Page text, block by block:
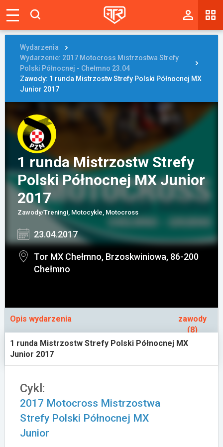
Tablica
Wyniki
Blogi
Galerie
Wydarzenia
Giełda
Ranking
Zaloguj się
Załóż konto
Wydarzenia
Wydarzenie: 2017 Motocross Mistrzostwa Strefy
Polski Północnej - Chełmno 23.04
Zawody: 1 runda Mistrzostw Strefy Polski Północnej MX
Junior 2017
1 runda Mistrzostw Strefy
Polski Północnej MX Junior
2017
Zawody/Treningi, Motocykle, Motocross
23.04.2017
Tor MX Chełmno, Brzoskwiniowa, 86-200
Chełmno
Opis wydarzenia
zawody
(8)
1 runda Mistrzostw Strefy Polski Północnej MX
Junior 2017
Cykl:
2017 Motocross Mistrzostwa
Strefy Polski Północnej MX
Junior